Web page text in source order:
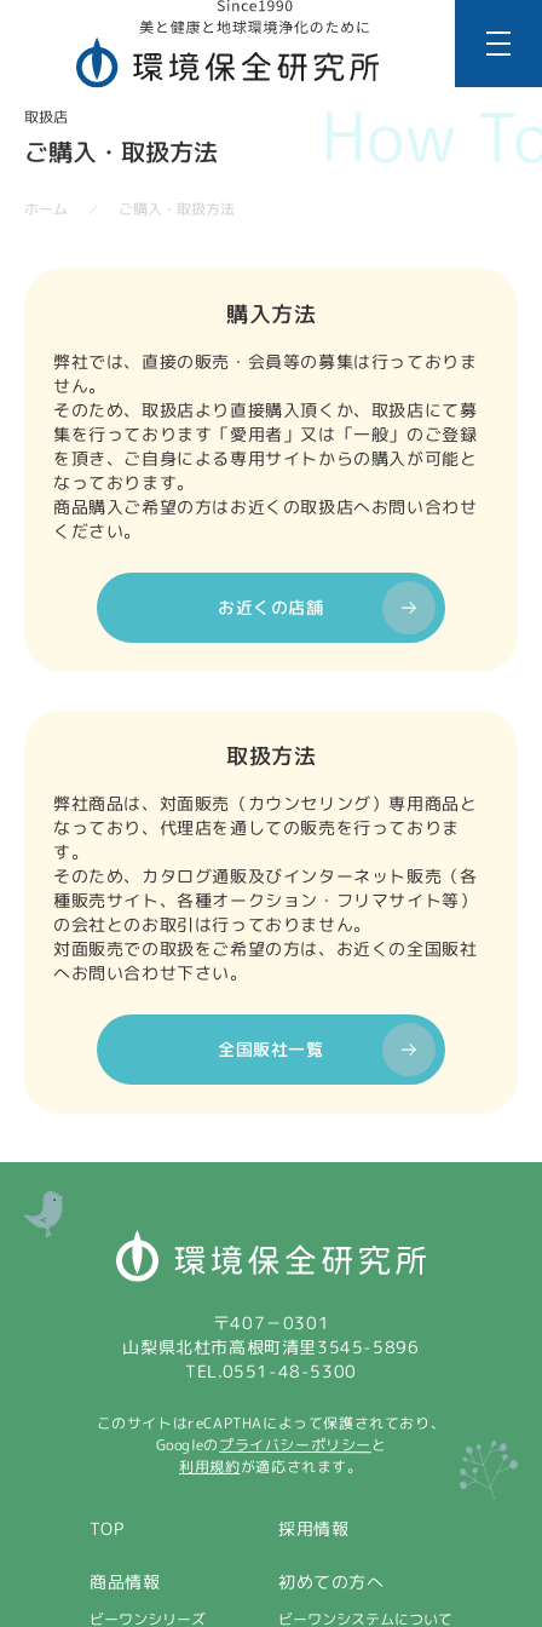
取扱店
ご購入・取扱方法 How
ホーム ／ ご購入・取扱方法
購入方法
弊社では、直接の販売・会員等の募集は行っておりま
せん。
そのため、取扱店より直接購入頂くか、取扱店にて募
集を行っております「愛用者」又は「一般」のご登録
を頂き、ご自身による専用サイトからの購入が可能と
なっております。
商品購入ご希望の方はお近くの取扱店へお問い合わせ
ください。
お近くの店舗
取扱方法
弊社商品は、対面販売（カウンセリング）専用商品と
なっており、代理店を通しての販売を行っておりま
す。
そのため、カタログ通販及びインターネット販売（各
種販売サイト、各種オークション・フリマサイト等）
の会社とのお取引は行っておりません。
対面販売での取扱をご希望の方は、お近くの全国販社
へお問い合わせ下さい。
全国販社一覧
〒407－0301
山梨県北杜市高根町清里3545-5896
TEL.0551-48-5300
このサイトはreCAPTHAによって保護されており、
Googleのプライバシーポリシーと
利用規約が適応されます。
TOP
商品情報
ビーワンシリーズ
採用情報
初めての方へ
ビーワンシステムについて